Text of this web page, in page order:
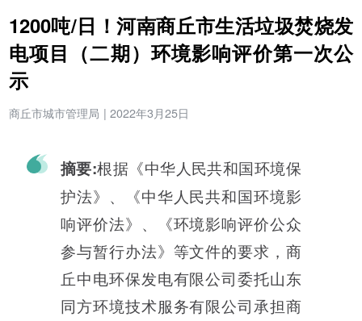
1200吨/日！河南商丘市生活垃圾焚烧发
电项目（二期）环境影响评价第一次公
示
商丘市城市管理局 | 2022年3月25日
摘要:根据《中华人民共和国环境保
护法》、《中华人民共和国环境影
响评价法》、《环境影响评价公众
参与暂行办法》等文件的要求，商
丘中电环保发电有限公司委托山东
同方环境技术服务有限公司承担商